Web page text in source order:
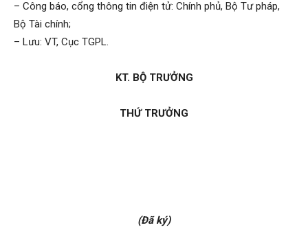
– Công báo, cổng thông tin điện tử: Chính phủ, Bộ Tư pháp,
Bộ Tài chính;
– Lưu: VT, Cục TGPL.
KT. BỘ TRƯỞNG
THỨ TRƯỞNG
(Đã ký)